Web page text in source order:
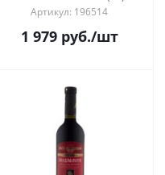
Артикул: 196514
1 979руб./шт